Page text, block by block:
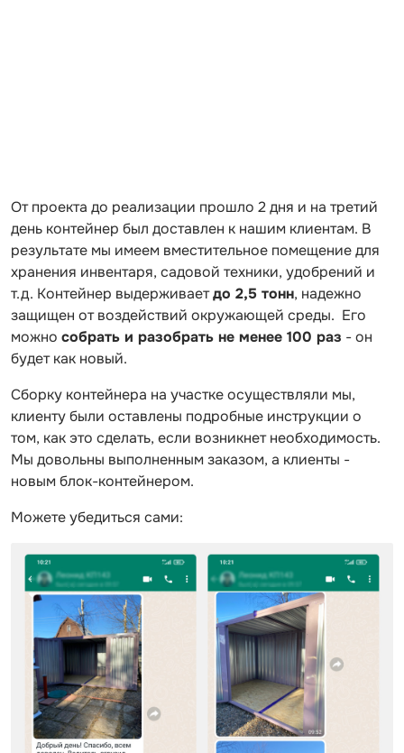
От проекта до реализации прошло 2 дня и на третий
день контейнер был доставлен к нашим клиентам. В
результате мы имеем вместительное помещение для
хранения инвентаря, садовой техники, удобрений и
т.д. Контейнер выдерживаетдо 2,5 тонн, надежно
защищен от воздействий окружающей среды. Его
можно собрать и разобрать не менее 100 раз - он
будет как новый.
Сборку контейнера на участке осуществляли мы,
клиенту были оставлены подробные инструкции о
том, как это сделать, если возникнет необходимость.
Мы довольны выполненным заказом, а клиенты -
новым блок-контейнером.
Можете убедиться сами: